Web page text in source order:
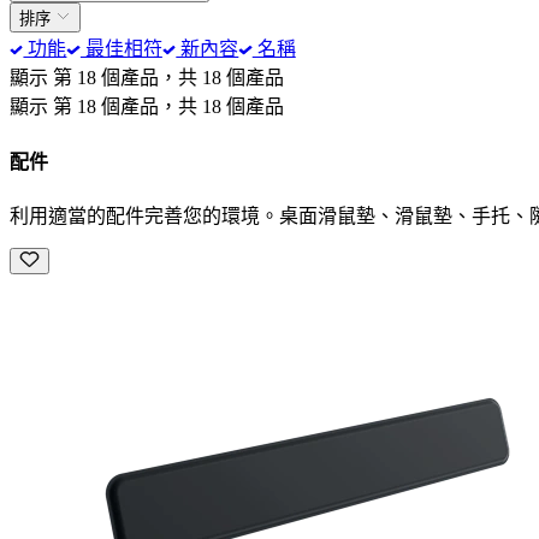
排序
功能 最佳相符 新內容
名稱
顯示 第 18 個產品，共 18 個產品
顯示 第 18 個產品，共 18 個產品
配件
利用適當的配件完善您的環境。桌面滑鼠墊、滑鼠墊、手托、